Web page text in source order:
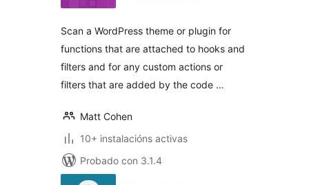
Scan a WordPress theme or plugin for
functions that are attached to hooks and
filters and for any custom actions or
filters that are added by the code …
Matt Cohen
10+ instalacións activas
Probado con 3.1.4